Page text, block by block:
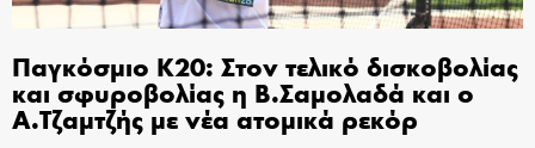
Παγκόσμιο Κ20: Στον τελικό δισκοβολίας
και σφυροβολίας η Β.Σαμολαδά και ο
Α.Τζαμτζής με νέα ατομικά ρεκόρ